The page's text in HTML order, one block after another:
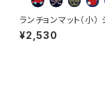
ランチョンマット（小）
にくいラクラク素材（ク
く）
¥2,530